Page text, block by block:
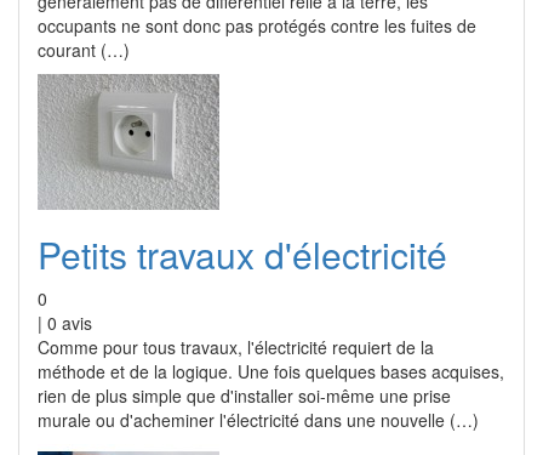
occupants ne sont donc pas protégés contre les fuites de
courant (…)
Petits travaux d'électricité
0
| 0 avis
Comme pour tous travaux, l'électricité requiert de la
méthode et de la logique. Une fois quelques bases acquises,
rien de plus simple que d'installer soi-même une prise
murale ou d'acheminer l'électricité dans une nouvelle (…)